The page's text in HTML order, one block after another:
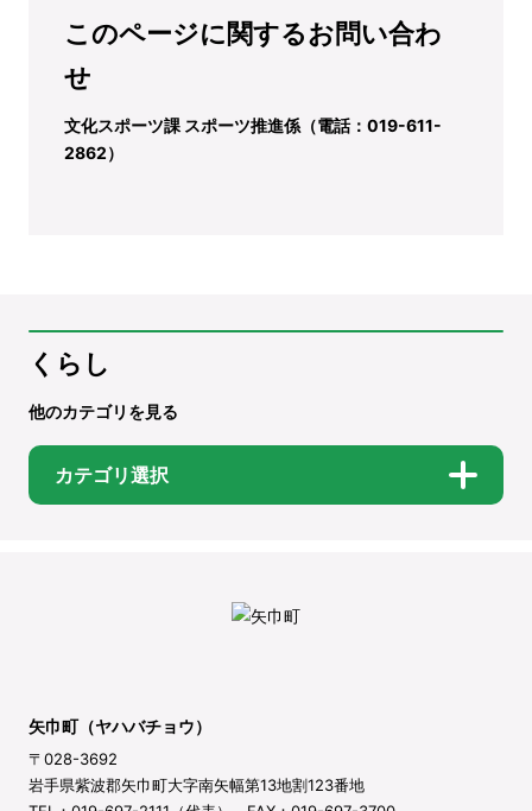
このページに関するお問い合わ
せ
文化スポーツ課 スポーツ推進係（電話：019-611-
2862）
くらし
他のカテゴリを見る
カテゴリ選択
矢巾町（ヤハバチョウ）
〒028-3692
岩手県紫波郡矢巾町大字南矢幅第13地割123番地